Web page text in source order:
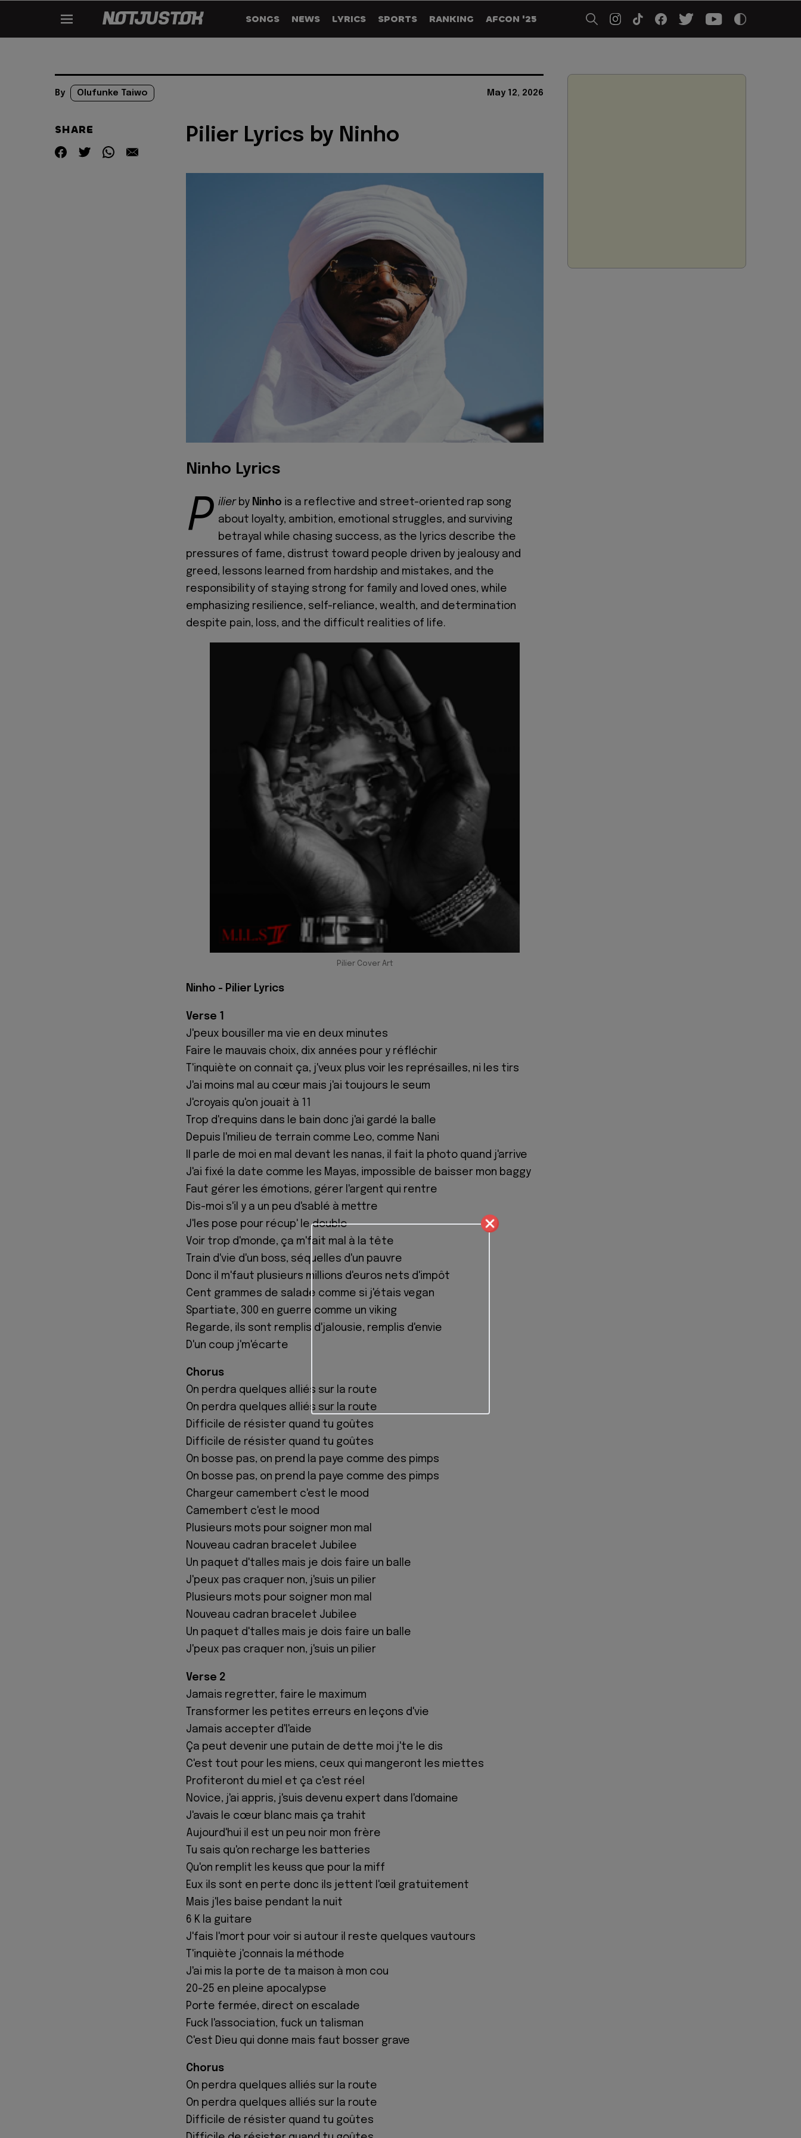
SONGS NEWS LYRICS SPORTS RANKING AFCON '25
By Olufunke Taiwo May 12, 2026
SHARE Pilier Lyrics by Ninho
Ninho Lyrics
P ilier by Ninho is a reflective and street-oriented rap song
about loyalty, ambition, emotional struggles, and surviving
betrayal while chasing success, as the lyrics describe the
pressures of fame, distrust toward people driven by jealousy and
greed, lessons learned from hardship and mistakes, and the
responsibility of staying strong for family and loved ones, while
emphasizing resilience, self-reliance, wealth, and determination
despite pain, loss, and the difficult realities of life.
Pilier Cover Art
Ninho - Pilier Lyrics
Verse 1
J'peux bousiller ma vie en deux minutes
Faire le mauvais choix, dix années pour y réfléchir
T'inquiète on connait ça, j'veux plus voir les représailles, ni les tirs
J'ai moins mal au cœur mais j'ai toujours le seum
J'croyais qu'on jouait à 11
Trop d'requins dans le bain donc j'ai gardé la balle
Depuis l'milieu de terrain comme Leo, comme Nani
Il parle de moi en mal devant les nanas, il fait la photo quand j'arrive
J'ai fixé la date comme les Mayas, impossible de baisser mon baggy
Faut gérer les émotions, gérer l'argеnt qui rentre
Dis-moi s'il y a un peu d'sablé à mеttre
J'les pose pour récup' le double
Voir trop d'monde, ça m'fait mal à la tête
Train d'vie d'un boss, séquelles d'un pauvre
Donc il m'faut plusieurs millions d'euros nets d'impôt
Cent grammes de salade comme si j'étais vegan
Spartiate, 300 en guerre comme un viking
Regarde, ils sont remplis d'jalousie, remplis d'envie
D'un coup j'm'écarte
Chorus
On perdra quelques alliés sur la route
On perdra quelques alliés sur la route
Difficile de résister quand tu goûtes
Difficile de résister quand tu goûtes
On bosse pas, on prend la paye comme des pimps
On bosse pas, on prend la paye comme des pimps
Chargeur camembert c'est le mood
Camembert c'est le mood
Plusieurs mots pour soigner mon mal
Nouveau cadran bracelet Jubilee
Un paquet d'talles mais je dois faire un balle
J'peux pas craquer non, j'suis un pilier
Plusieurs mots pour soigner mon mal
Nouveau cadran bracelet Jubilee
Un paquet d'talles mais je dois faire un balle
J'peux pas craquer non, j'suis un pilier
Verse 2
Jamais regretter, faire le maximum
Transformer les petites erreurs en leçons d'vie
Jamais accepter d'l'aide
Ça peut devenir une putain de dette moi j'te le dis
C'est tout pour les miens, ceux qui mangeront les miettes
Profiteront du miel et ça c'est réel
Novice, j'ai appris, j'suis devenu expert dans l'domaine
J'avais le cœur blanc mais ça trahit
Aujourd'hui il est un peu noir mon frère
Tu sais qu'on recharge les batteries
Qu'on remplit les keuss que pour la miff
Eux ils sont en perte donc ils jettent l'œil gratuitement
Mais j'les baise pendant la nuit
6 K la guitare
J'fais l'mort pour voir si autour il reste quelques vautours
T'inquiète j'connais la méthode
J'ai mis la porte de ta maison à mon cou
20-25 en pleine apocalypse
Porte fermée, direct on escalade
Fuck l'association, fuck un talisman
C'est Dieu qui donne mais faut bosser grave
Chorus
On perdra quelques alliés sur la route
On perdra quelques alliés sur la route
Difficile de résister quand tu goûtes